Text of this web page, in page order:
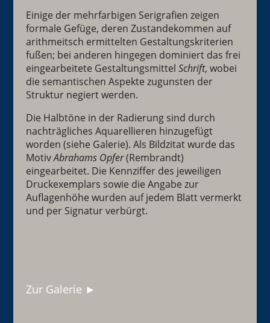
Einige der mehrfarbigen Serigrafien zeigen
formale Gefüge, deren Zustandekommen auf
arithmeitsch ermittelten Gestaltungskriterien
fußen; bei anderen hingegen dominiert das frei
eingearbeitete Gestaltungsmittel Schrift, wobei
die semantischen Aspekte zugunsten der
Struktur negiert werden.
Die Halbtöne in der Radierung sind durch
nachträgliches Aquarellieren hinzugefügt
worden (siehe Galerie). Als Bildzitat wurde das
MotivAbrahams Opfer(Rembrandt)
eingearbeitet. Die Kennziffer des jeweiligen
Druckexemplars sowie die Angabe zur
Auflagenhöhe wurden auf jedem Blatt vermerkt
und per Signatur verbürgt.
Zur Galerie ►